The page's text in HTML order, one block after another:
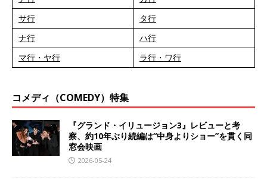
サ行
タ行
ナ行
ハ行
マ行・ヤ行
ラ行・ワ行
コメディ（COMEDY）特集
『グランド・イリュージョン3』レビューと考
察、約10年ぶり続編は“中身よりショー”を貫く同
窓会映画
2026-05-24